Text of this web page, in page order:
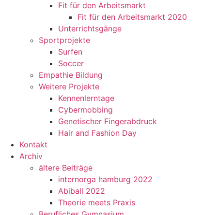
Fit für den Arbeitsmarkt
Fit für den Arbeitsmarkt 2020
Unterrichtsgänge
Sportprojekte
Surfen
Soccer
Empathie Bildung
Weitere Projekte
Kennenlerntage
Cybermobbing
Genetischer Fingerabdruck
Hair and Fashion Day
Kontakt
Archiv
ältere Beiträge
internorga hamburg 2022
Abiball 2022
Theorie meets Praxis